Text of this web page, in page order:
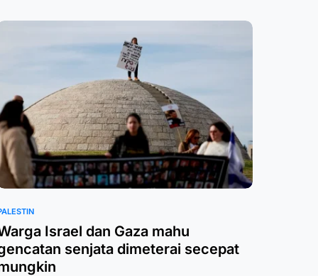
Israel dan Gaza mahu
senjata dimeterai secepat